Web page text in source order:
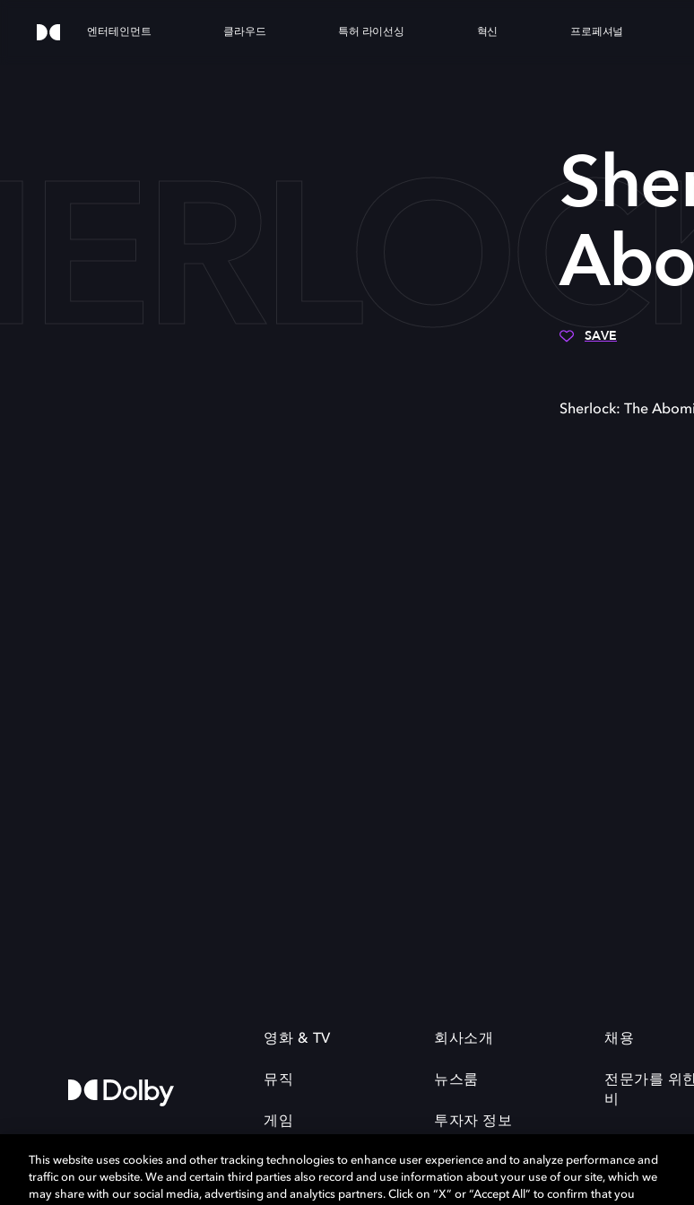
엔터테인먼트 클라우드 특허 라이선싱 혁신 프로페셔널
SAVE
Sherlock: The
영화 & TV
뮤직
게임
회사소개
뉴스룸
투자자 정보
채용
전문가를 위
비
This website uses cookies and other tracking technologies to enhance user experience and to analyze performance and
traffic on our website. We and certain third parties also record and use information about your use of our site, which we
may share with our social media, advertising and analytics partners. Click on “X” or “Accept All” to confirm that you